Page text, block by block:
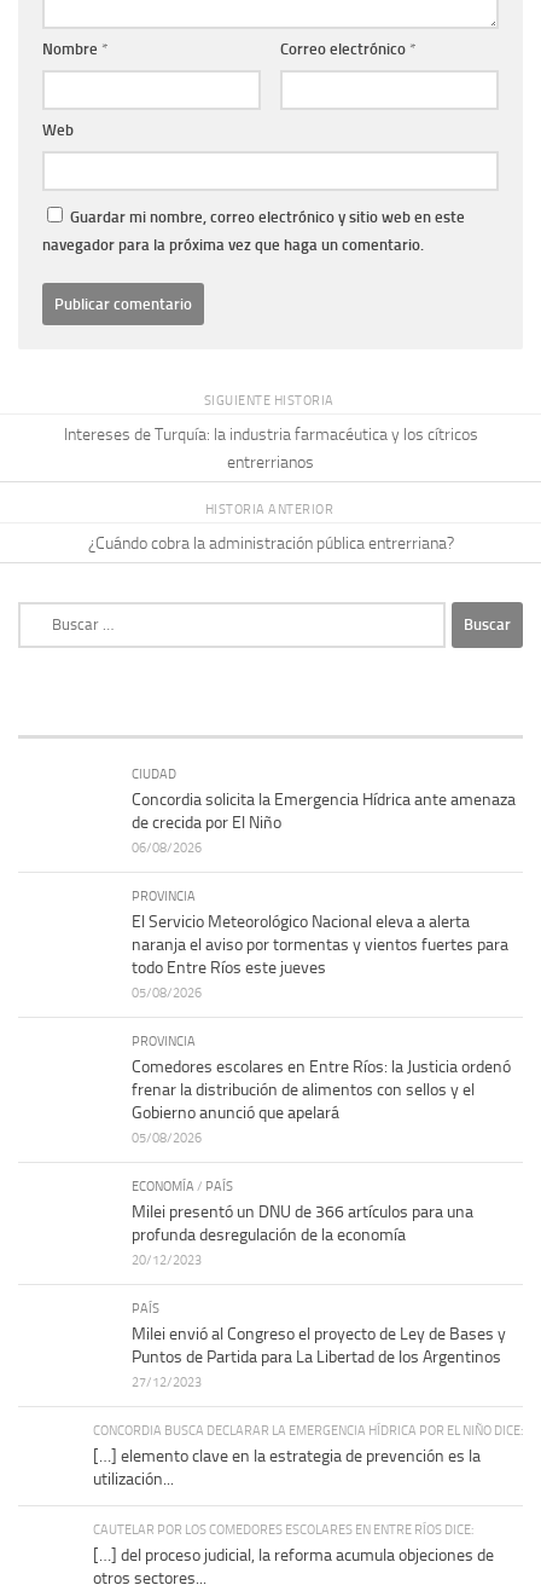
Nombre * Correo electrónico *
Web
Guardar mi nombre, correo electrónico y sitio web en este
navegador para la próxima vez que haga un comentario.
SIGUIENTE HISTORIA
Intereses de Turquía: la industria farmacéutica y los cítricos
entrerrianos
HISTORIA ANTERIOR
¿Cuándo cobra la administración pública entrerriana?
CIUDAD
Concordia solicita la Emergencia Hídrica ante amenaza
de crecida por El Niño
06/08/2026
PROVINCIA
El Servicio Meteorológico Nacional eleva a alerta
naranja el aviso por tormentas y vientos fuertes para
todo Entre Ríos este jueves
05/08/2026
PROVINCIA
Comedores escolares en Entre Ríos: la Justicia ordenó
frenar la distribución de alimentos con sellos y el
Gobierno anunció que apelará
05/08/2026
ECONOMÍA / PAÍS
Milei presentó un DNU de 366 artículos para una
profunda desregulación de la economía
20/12/2023
PAÍS
Milei envió al Congreso el proyecto de Ley de Bases y
Puntos de Partida para La Libertad de los Argentinos
27/12/2023
CONCORDIA BUSCA DECLARAR LA EMERGENCIA HÍDRICA POR EL NIÑO DICE:
[…] elemento clave en la estrategia de prevención es la
utilización...
CAUTELAR POR LOS COMEDORES ESCOLARES EN ENTRE RÍOS DICE:
[…] del proceso judicial, la reforma acumula objeciones de
otros sectores...